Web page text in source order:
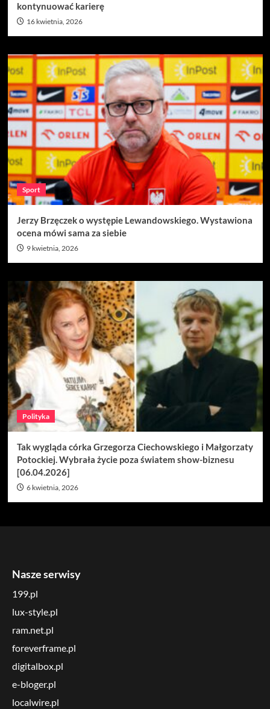
kontynuować karierę
16 kwietnia, 2026
Sport
Jerzy Brzęczek o występie Lewandowskiego. Wystawiona
ocena mówi sama za siebie
9 kwietnia, 2026
Polityka
Tak wygląda córka Grzegorza Ciechowskiego i Małgorzaty
Potockiej. Wybrała życie poza światem show-biznesu
[06.04.2026]
6 kwietnia, 2026
Nasze serwisy
199.pl
lux-style.pl
ram.net.pl
foreverframe.pl
digitalbox.pl
e-bloger.pl
localwire.pl